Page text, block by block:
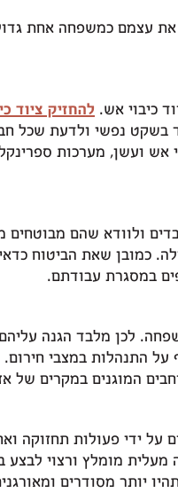
עצמם כמשפחה אחת
כיבוי אש. להחזיק ציוד
בשקט נפשי ולדעת שכל
ועשן, מערכות
ולוודא שהם מבוטחים
כמובן שאת הביטוח
במסגרת עבודתם.
לכן מלבד הגנה
התנהלות במצבי
המוגנים במקרים של
על ידי פעולות
מומלץ ורצוי לבצע
יותר מסודרים